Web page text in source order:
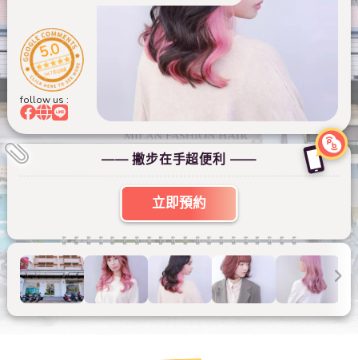
5.0
947 則評論
follow us :
—— 撇步在手超便利 ——
立即預約